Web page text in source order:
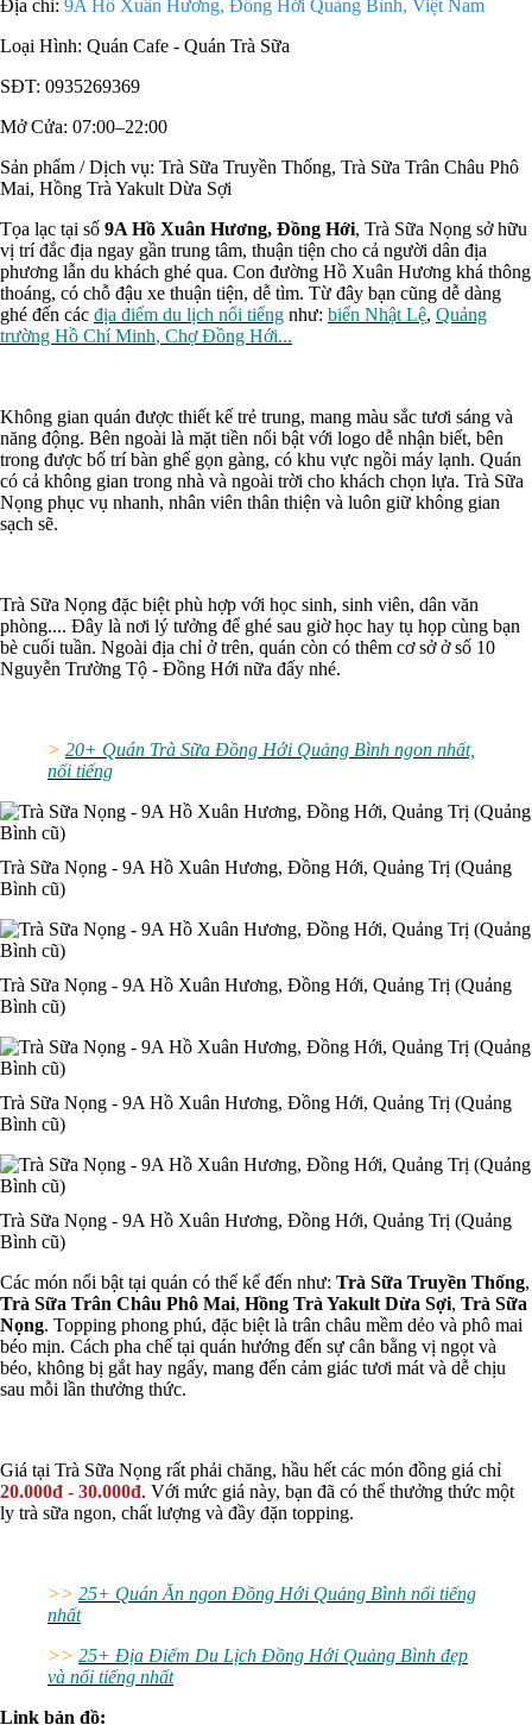
Địa chỉ: 9A Hồ Xuân Hương, Đồng Hới Quảng Bình, Việt Nam
Loại Hình: Quán Cafe - Quán Trà Sữa
SĐT: 0935269369
Mở Cửa: 07:00–22:00
Sản phẩm / Dịch vụ: Trà Sữa Truyền Thống, Trà Sữa Trân Châu Phô
Mai, Hồng Trà Yakult Dừa Sợi
Tọa lạc tại số 9A Hồ Xuân Hương, Đồng Hới, Trà Sữa Nọng sở hữu
vị trí đắc địa ngay gần trung tâm, thuận tiện cho cả người dân địa
phương lẫn du khách ghé qua. Con đường Hồ Xuân Hương khá thông
thoáng, có chỗ đậu xe thuận tiện, dễ tìm. Từ đây bạn cũng dễ dàng
ghé đến các địa điểm du lịch nổi tiếng như: biển Nhật Lệ, Quảng
trường Hồ Chí Minh, Chợ Đồng Hới...
Không gian quán được thiết kế trẻ trung, mang màu sắc tươi sáng và
năng động. Bên ngoài là mặt tiền nổi bật với logo dễ nhận biết, bên
trong được bố trí bàn ghế gọn gàng, có khu vực ngồi máy lạnh. Quán
có cả không gian trong nhà và ngoài trời cho khách chọn lựa. Trà Sữa
Nọng phục vụ nhanh, nhân viên thân thiện và luôn giữ không gian
sạch sẽ.
Trà Sữa Nọng đặc biệt phù hợp với học sinh, sinh viên, dân văn
phòng.... Đây là nơi lý tưởng để ghé sau giờ học hay tụ họp cùng bạn
bè cuối tuần. Ngoài địa chỉ ở trên, quán còn có thêm cơ sở ở số 10
Nguyễn Trường Tộ - Đồng Hới nữa đấy nhé.
> 20+ Quán Trà Sữa Đồng Hới Quảng Bình ngon nhất,
nổi tiếng
Trà Sữa Nọng - 9A Hồ Xuân Hương, Đồng Hới, Quảng Trị (Quảng
Bình cũ)
Trà Sữa Nọng - 9A Hồ Xuân Hương, Đồng Hới, Quảng Trị (Quảng
Bình cũ)
Trà Sữa Nọng - 9A Hồ Xuân Hương, Đồng Hới, Quảng Trị (Quảng
Bình cũ)
Trà Sữa Nọng - 9A Hồ Xuân Hương, Đồng Hới, Quảng Trị (Quảng
Bình cũ)
Các món nổi bật tại quán có thể kể đến như: Trà Sữa Truyền Thống,
Trà Sữa Trân Châu Phô Mai, Hồng Trà Yakult Dừa Sợi, Trà Sữa
Nọng. Topping phong phú, đặc biệt là trân châu mềm dẻo và phô mai
béo mịn. Cách pha chế tại quán hướng đến sự cân bằng vị ngọt và
béo, không bị gắt hay ngấy, mang đến cảm giác tươi mát và dễ chịu
sau mỗi lần thưởng thức.
Giá tại Trà Sữa Nọng rất phải chăng, hầu hết các món đồng giá chỉ
20.000đ - 30.000đ. Với mức giá này, bạn đã có thể thưởng thức một
ly trà sữa ngon, chất lượng và đầy đặn topping.
>> 25+ Quán Ăn ngon Đồng Hới Quảng Bình nổi tiếng
nhất
>> 25+ Địa Điểm Du Lịch Đồng Hới Quảng Bình đẹp
và nổi tiếng nhất
Link bản đồ: